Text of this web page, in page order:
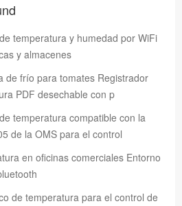
temperatura y humedad por WiFi
y almacenes
de frío para tomates Registrador
PDF desechable con p
temperatura compatible con la
de la OMS para el control
en oficinas comerciales Entorno
de temperatura para el control de